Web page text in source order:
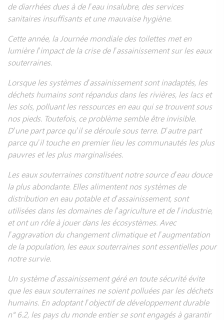
de diarrhées dues à de l’eau insalubre, des services
sanitaires insuffisants et une mauvaise hygiène.
Cette année, la Journée mondiale des toilettes met en
lumière l’impact de la crise de l’assainissement sur les eaux
souterraines.
Lorsque les systèmes d’assainissement sont inadaptés, les
déchets humains sont répandus dans les rivières, les lacs et
les sols, polluant les ressources en eau qui se trouvent sous
nos pieds. Toutefois, ce problème semble être invisible.
D’une part parce qu’il se déroule sous terre. D’autre part
parce qu’il touche en premier lieu les communautés les plus
pauvres et les plus marginalisées.
Les eaux souterraines constituent notre source d’eau douce
la plus abondante. Elles alimentent nos systèmes de
distribution en eau potable et d’assainissement, sont
utilisées dans les domaines de l’agriculture et de l’industrie,
et ont un rôle à jouer dans les écosystèmes. Avec
l’aggravation du changement climatique et l’augmentation
de la population, les eaux souterraines sont essentielles pour
notre survie.
Un système d’assainissement géré en toute sécurité évite
que les eaux souterraines ne soient polluées par les déchets
humains. En adoptant l’objectif de développement durable
n° 6.2, les pays du monde entier se sont engagés à garantir